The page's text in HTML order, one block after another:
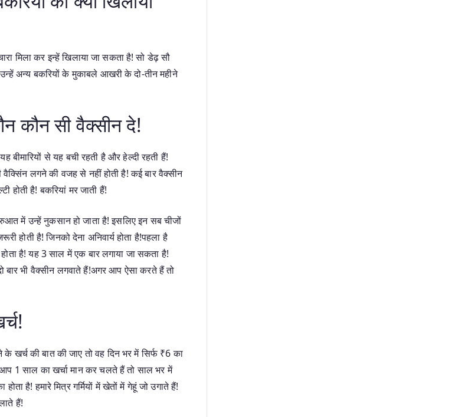
मिला कर इन्हें खिलाया जा सकता है! सो डेढ़ सौ
अन्य बकरियों के मुकाबले आखरी के दो-तीन महीने
कौन सी वैक्सीन दे!
बीमारियों से यह बची रहती है और हेल्दी रहती हैं!
वैक्सिंन लगने की वजह से नहीं होती है! कई बार वैक्सीन
होती है! बकरियां मर जाती हैं!
में उन्हें नुकसान हो जाता है! इसलिए इन सब चीजों
होती है! जिनको देना अनिवार्य होता है!पहला है
है! यह 3 साल में एक बार लगाया जा सकता है!
बार भी वैक्सीन लगवाते हैं!अगर आप ऐसा करते हैं तो
खर्च की बात की जाए तो वह दिन भर में सिर्फ ₹6 का
1 साल का खर्चा मान कर चलते हैं तो साल भर में
है! हमारे मित्र गर्मियों में खेतों में गेहूं जो उगाते हैं!
हैं!